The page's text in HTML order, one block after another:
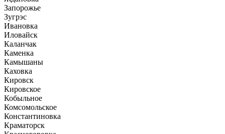
Запорожье
Зугрэс
Ивановка
Иловайск
Каланчак
Каменка
Камышаны
Каховка
Кировск
Кировское
Кобыльное
Комсомольское
Константиновка
Краматорск